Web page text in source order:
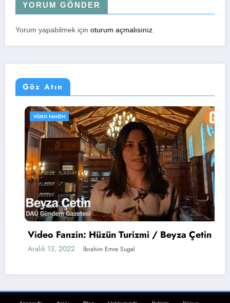
YORUM GÖNDER
Yorum yapabilmek için oturum açmalısınız.
Göz Atın
VIDEO FANZIN
Video Fanzin: Hüzün Turizmi / Beyza Çetin
Aralık 13, 2022 İbrahim Emre Sugel